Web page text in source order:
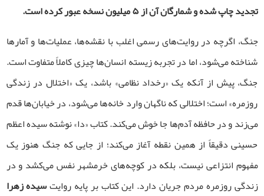
تجدید چاپ شده و شمارگان آن از ۵ میلیون نسخه عبور کرده است.
جنگ، اگرچه در روایت‌های رسمی اغلب با نقشه‌ها، عملیات‌ها و آمارها
شناخته می‌شود، اما در تجربه زیسته انسان‌ها چیزی کاملاً متفاوت است.
جنگ، پیش از آنکه یک «رخداد نظامی» باشد، یک «اختلال در زندگی
روزمره» است؛ اختلالی که ناگهان وارد خانه‌ها می‌شود، در خیابان‌ها قدم
می‌زند و در حافظه آدم‌ها جا خوش می‌کند. کتاب «دا» نوشته سیده اعظم
حسینی دقیقاً از همین نقطه آغاز می‌کند؛ از جایی که جنگ هنوز یک
مفهوم انتزاعی نیست، بلکه در کوچه‌های خرمشهر نفس می‌کشد و در
زندگی روزمره مردم جریان دارد. این کتاب بر پایه روایتسیده زهرا